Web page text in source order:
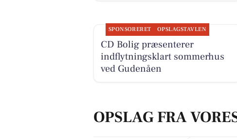
SPONSORERET OPSLAGSTAVLEN
CD Bolig præsenterer
indflytningsklart sommerhus
ved Gudenåen
OPSLAG FRA